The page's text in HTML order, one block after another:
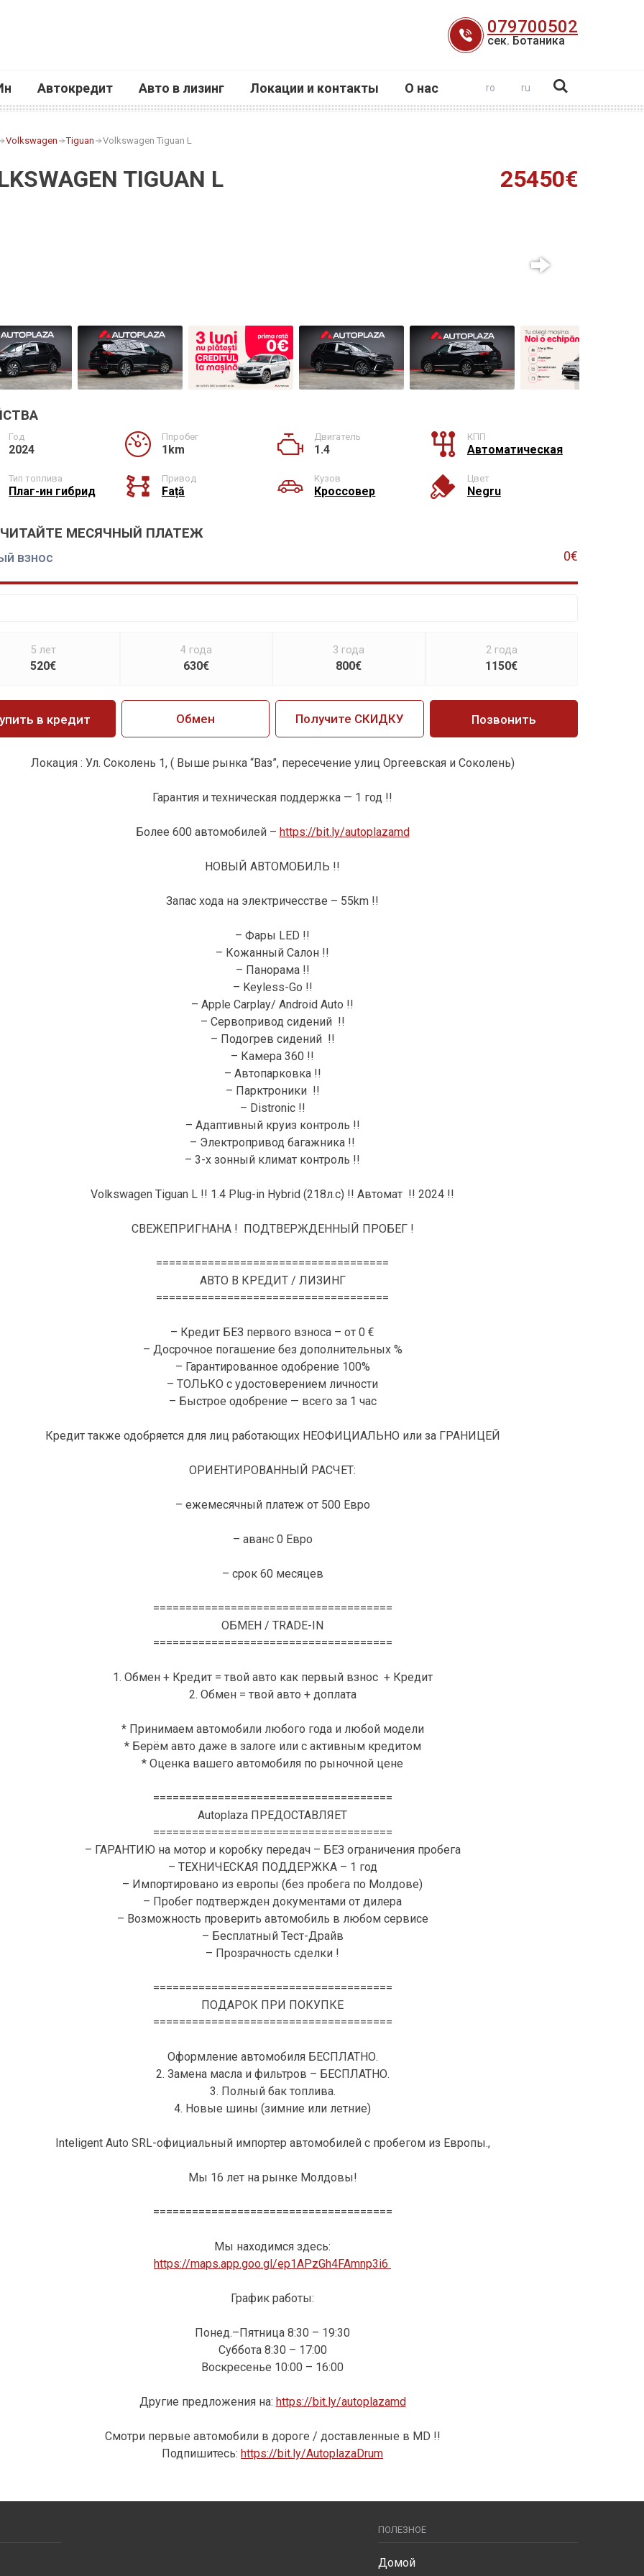
079700502
сек. Ботаника
Автокредит Авто в лизинг Локации и контакты О нас ro ru
Volkswagen Tiguan Volkswagen Tiguan L
TIGUAN L 25450€
Год
2024
Ппробег
1km
Двигатель
1.4
КПП
Автоматическая
Тип топлива
Плаг-ин гибрид
Привод
Față
Кузов
Кроссовер
Цвет
Negru
МЕСЯЧНЫЙ ПЛАТЕЖ
взнос 0€
5 лет
520€
4 года
630€
3 года
800€
2 года
1150€
в кредит Обмен Получите СКИДКУ Позвонить
Локация : Ул. Соколень 1, ( Выше рынка “Ваз”, пересечение улиц Оргеевская и Соколень)
Гарантия и техническая поддержка — 1 год !!
Более 600 автомобилей – https://bit.ly/autoplazamd
НОВЫЙ АВТОМОБИЛЬ !!
Запас хода на электричесстве – 55km !!
– Фары LED !!
– Кожанный Салон !!
– Панорама !!
– Keyless-Go !!
– Apple Carplay/ Android Auto !!
– Сервопривод сидений !!
– Подогрев сидений !!
– Камера 360 !!
– Автопарковка !!
– Парктроники !!
– Distronic !!
– Адаптивный круиз контроль !!
– Электропривод багажника !!
– 3-х зонный климат контроль !!
Volkswagen Tiguan L !! 1.4 Plug-in Hybrid (218л.с) !! Автомат !! 2024 !!
СВЕЖЕПРИГНАНА ! ПОДТВЕРЖДЕННЫЙ ПРОБЕГ !
====================================
АВТО В КРЕДИТ / ЛИЗИНГ
====================================
– Кредит БЕЗ первого взноса – от 0 €
– Досрочное погашение без дополнительных %
– Гарантированное одобрение 100%
– ТОЛЬКО с удостоверением личности
– Быстрое одобрение — всего за 1 час
Кредит также одобряется для лиц работающих НЕОФИЦИАЛЬНО или за ГРАНИЦЕЙ
ОРИЕНТИРОВАННЫЙ РАСЧЕТ:
– ежемесячный платеж от 500 Евро
– аванс 0 Евро
– срок 60 месяцев
=====================================
ОБМЕН / TRADE-IN
=====================================
1. Обмен + Кредит = твой авто как первый взнос + Кредит
2. Обмен = твой авто + доплата
* Принимаем автомобили любого года и любой модели
* Берём авто даже в залоге или с активным кредитом
* Оценка вашего автомобиля по рыночной цене
=====================================
Autoplaza ПРЕДОСТАВЛЯЕТ
=====================================
– ГАРАНТИЮ на мотор и коробку передач – БЕЗ ограничения пробега
– ТЕХНИЧЕСКАЯ ПОДДЕРЖКА – 1 год
– Импортировано из европы (без пробега по Молдове)
– Пробег подтвержден документами от дилера
– Возможность проверить автомобиль в любом сервисе
– Бесплатный Тест-Драйв
– Прозрачность сделки !
=====================================
ПОДАРОК ПРИ ПОКУПКЕ
=====================================
Оформление автомобиля БЕСПЛАТНО.
2. Замена масла и фильтров – БЕСПЛАТНО.
3. Полный бак топлива.
4. Новые шины (зимние или летние)
Inteligent Auto SRL-официальный импортер автомобилей с пробегом из Европы.,
Мы 16 лет на рынке Молдовы!
=====================================
Мы находимся здесь:
https://maps.app.goo.gl/ep1APzGh4FAmnp3i6
График работы:
Понед.–Пятница 8:30 – 19:30
Суббота 8:30 – 17:00
Воскресенье 10:00 – 16:00
Другие предложения на: https://bit.ly/autoplazamd
Смотри первые автомобили в дороге / доставленные в MD !!
Подпишитесь: https://bit.ly/AutoplazaDrum
ПОЛЕЗНОЕ
Домой